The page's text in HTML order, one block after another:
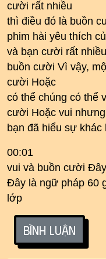
cười rất nhiều
thì điều đó là buồn
phim hài yêu thích
và bạn cười rất
buồn cười Vì vậy,
cười Hoặc
có thể chúng có thể
cười Hoặc vui
bạn đã hiểu sự khác
00:01
vui và buồn cười
Đây là ngữ pháp 60
lớp
Bình luận